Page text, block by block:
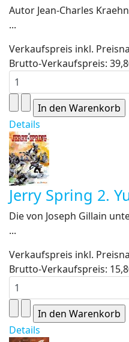
Autor Jean-Charles
...
Verkaufspreis inkl.
Brutto-Verkaufspreis:
Details
Jerry Spring 2.
Die von Joseph Gillain
...
Verkaufspreis inkl.
Brutto-Verkaufspreis:
Details